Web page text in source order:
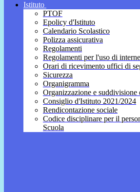
Istituto
PTOF
Epolicy d'Istituto
Calendario Scolastico
Polizza assicurativa
Regolamenti
Regolamenti per l'uso di
Orari di ricevimento uffici di
Sicurezza
Organigramma
Organizzazione e suddivisione
Consiglio d'Istituto 2021/2024
Rendicontazione sociale
Codice disciplinare per il
Scuola